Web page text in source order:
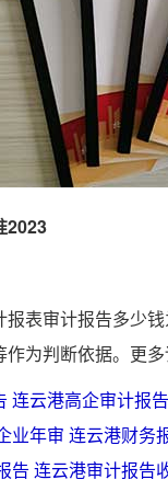
2023
审计报告多少钱
为判断依据。更
连云港高企审计报告
业年审 连云港财务
告 连云港审计报告